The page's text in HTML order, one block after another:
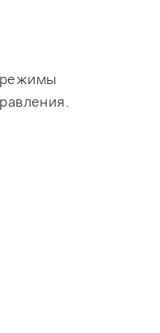
режимы